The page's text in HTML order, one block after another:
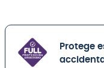
Protege